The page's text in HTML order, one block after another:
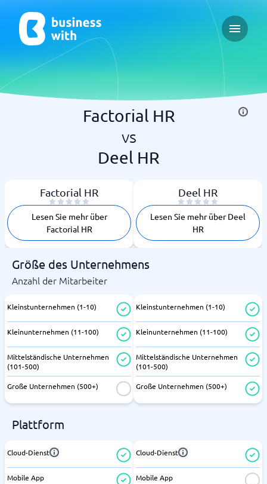
Open
Factorial HR
vs
Deel HR
Factorial HR
Lesen Sie mehr über
Factorial HR
Deel HR
Lesen Sie mehr über Deel
HR
Größe des Unternehmens
Anzahl der Mitarbeiter
Kleinstunternehmen (1-10)
Kleinunternehmen (11-100)
Mittelständische Unternehmen
(101-500)
Große Unternehmen (500+)
Kleinstunternehmen (1-10)
Kleinunternehmen (11-100)
Mittelständische Unternehmen
(101-500)
Große Unternehmen (500+)
Plattform
Cloud-Dienst
Mobile App
Cloud-Dienst
Mobile App